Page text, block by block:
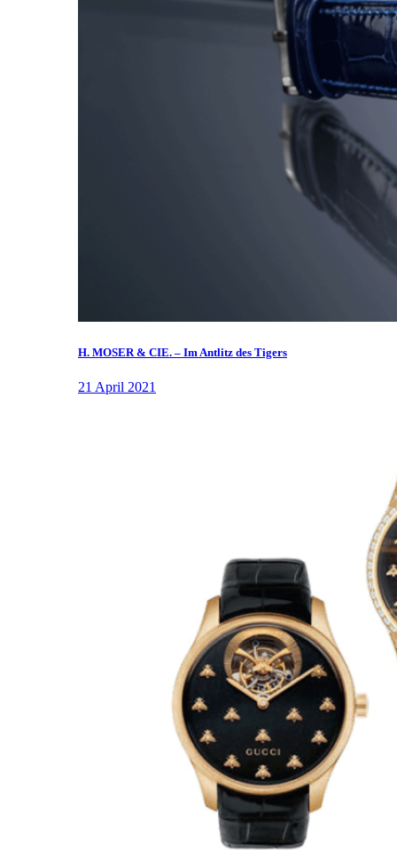
H. MOSER & CIE. – Im Antlitz des Tigers
21 April 2021